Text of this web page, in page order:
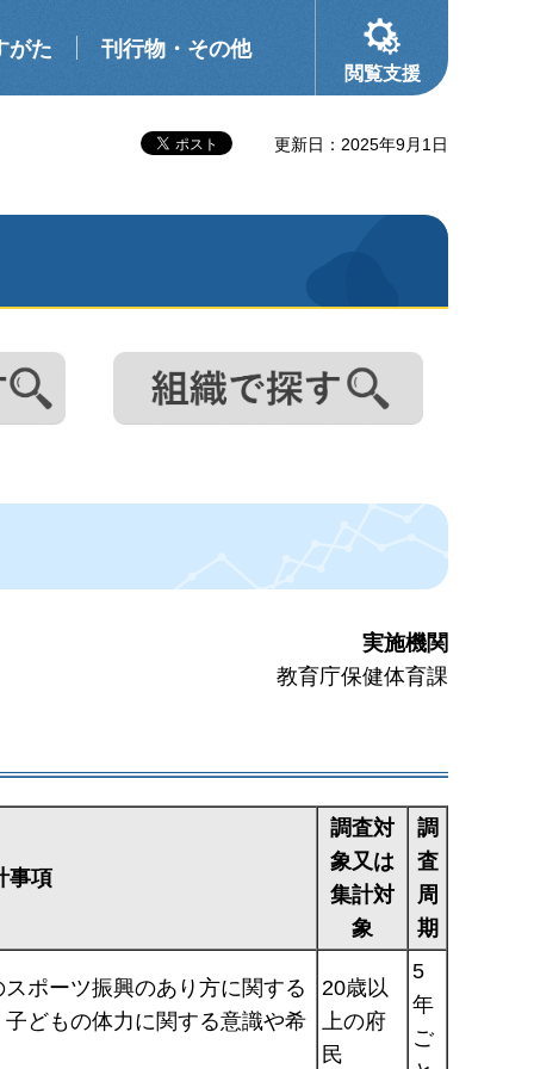
がた 刊行物・その他
閲覧支援
更新日：2025年9月1日
実施機関
教育庁保健体育課
事項
調査対
象又は
集計対
象
調
査
周
期
ポーツ振興のあり方に関する
どもの体力に関する意識や希
20歳以
上の府
民
5
年
ご